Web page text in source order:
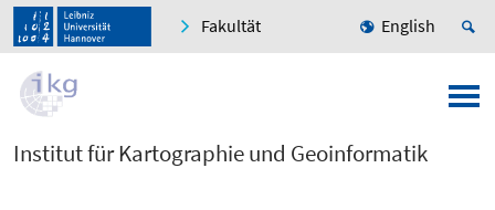
Fakultät English
Institut für Kartographie und Geoinformatik